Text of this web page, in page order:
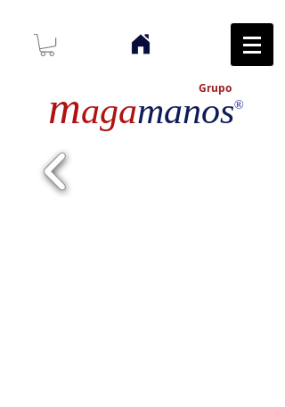
magamanos
Grupo
®